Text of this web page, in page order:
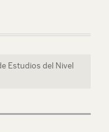
Estudios del Nivel